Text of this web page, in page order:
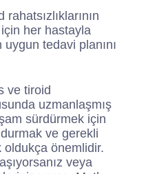
her hastayla
tedavi planını
ve tiroid
uzmanlaşmış
sürdürmek için
ve gerekli
önemlidir.
veya